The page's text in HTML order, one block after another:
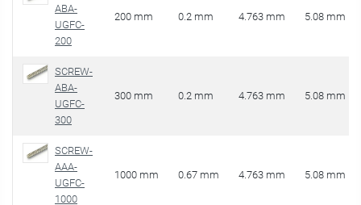
ABA-
UGFC-
200
200 mm 0.2 mm 4.763 mm 5.08 mm
SCREW-
ABA-
UGFC-
300
300 mm 0.2 mm 4.763 mm 5.08 mm
SCREW-
AAA-
UGFC-
1000
1000 mm 0.67 mm 4.763 mm 5.08 mm